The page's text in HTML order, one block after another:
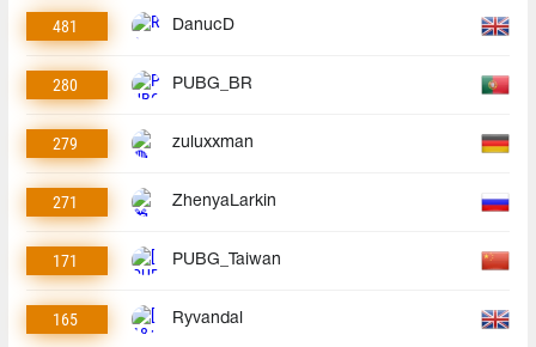
481 DanucD
280 PUBG_BR
279 zuluxxman
271 ZhenyaLarkin
171 PUBG_Taiwan
165 Ryvandal